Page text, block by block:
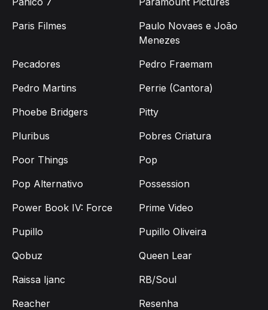
Paris Filmes
Paulo Novaes e João
Menezes
Pecadores
Pedro Fraemam
Pedro Martins
Perrie (Cantora)
Phoebe Bridgers
Pitty
Pluribus
Pobres Criatura
Poor Things
Pop
Pop Alternativo
Possession
Power Book IV: Force
Prime Video
Pupillo
Pupillo Oliveira
Qobuz
Queen Lear
Raissa Ijanc
RB/Soul
Reacher
Resenha